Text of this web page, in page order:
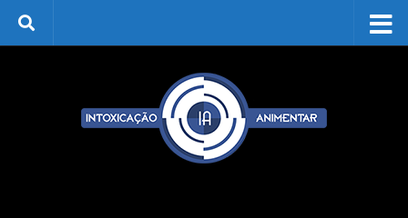
Skip to content